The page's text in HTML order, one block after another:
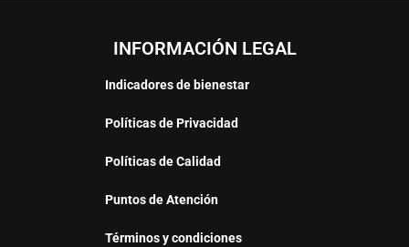
INFORMACIÓN LEGAL
Indicadores de bienestar
Políticas de Privacidad
Políticas de Calidad
Puntos de Atención
Términos y condiciones